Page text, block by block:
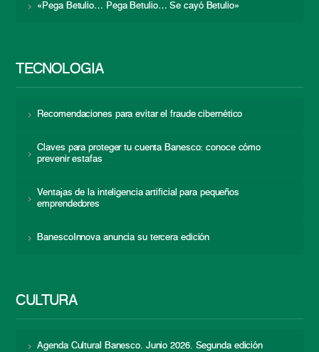
«Pega Betulio… Pega Betulio… Se cayó Betulio»
TECNOLOGÍA
Recomendaciones para evitar el fraude cibernético
Claves para proteger tu cuenta Banesco: conoce cómo
prevenir estafas
Ventajas de la inteligencia artificial para pequeños
emprendedores
BanescoInnova anuncia su tercera edición
CULTURA
Agenda Cultural Banesco. Junio 2026. Segunda edición